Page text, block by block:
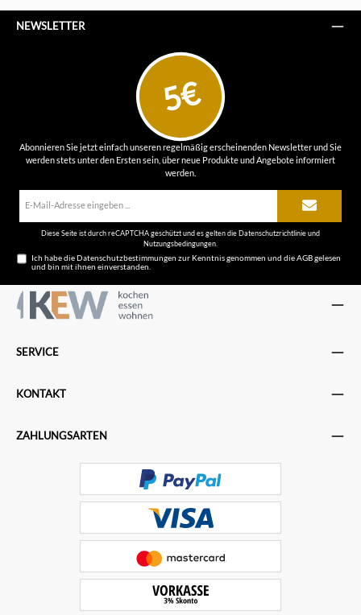
NEWSLETTER
5€
Abonnieren Sie jetzt einfach unseren regelmäßig erscheinenden Newsletter und Sie
werden stets unter den Ersten sein, über neue Produkte und Angebote informiert
werden.
Diese Seite ist durch reCAPTCHA geschützt und es gelten dieDatenschutzrichtlinieund
Nutzungsbedingungen
Ich habe dieDatenschutzbestimmungen zur Kenntnis genommen und dieAGBgelesen
und bin mit ihnen einverstanden.
SERVICE
KONTAKT
ZAHLUNGSARTEN